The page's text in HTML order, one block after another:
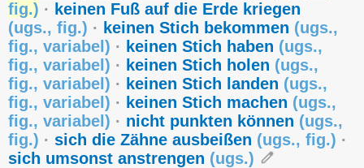
fig.) · keinen Fuß auf die Erde kriegen
(ugs., fig.) · keinen Stich bekommen (ugs.,
fig., variabel ) · keinen Stich haben (ugs.,
fig., variabel ) · keinen Stich holen (ugs.,
fig., variabel ) · keinen Stich landen (ugs.,
fig., variabel ) · keinen Stich machen (ugs.,
fig., variabel ) · nicht punkten können (ugs.,
fig.) · sich die Zähne ausbeißen (ugs., fig.) ·
sich umsonst anstrengen (ugs.)